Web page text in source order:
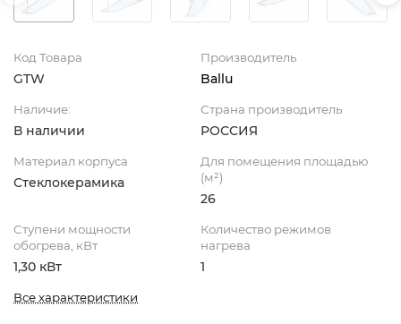
Код Товара
GTW
Производитель
Ballu
Наличие:
В наличии
Страна производитель
РОССИЯ
Материал корпуса
Стеклокерамика
Для помещения площадью
(м²)
26
Ступени мощности
обогрева, кВт
1,30 кВт
Количество режимов
нагрева
1
Все характеристики